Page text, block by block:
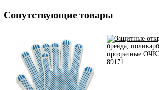
Сопутствующие товары